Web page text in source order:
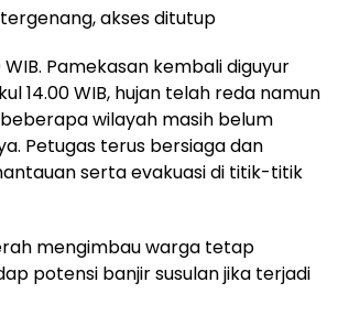
akses ditutup
WIB. Pamekasan kembali diguyur
14.00 WIB, hujan telah reda namun
wilayah masih belum
Petugas terus bersiaga dan
serta evakuasi di titik-titik
mengimbau warga tetap
potensi banjir susulan jika terjadi